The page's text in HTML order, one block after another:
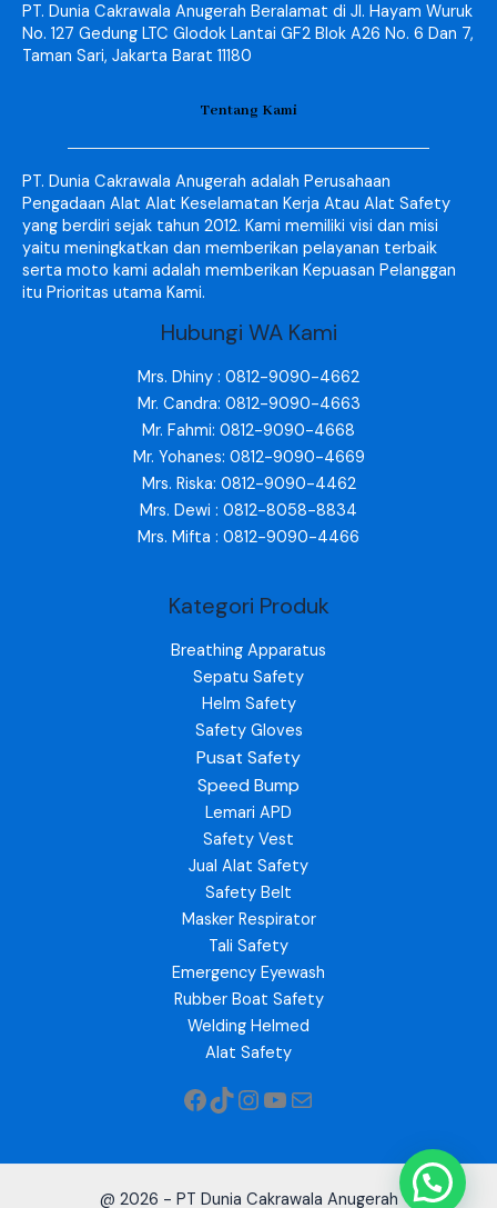
PT. Dunia Cakrawala Anugerah Beralamat di Jl. Hayam Wuruk
No. 127 Gedung LTC Glodok Lantai GF2 Blok A26 No. 6 Dan 7,
Taman Sari, Jakarta Barat 11180
Tentang Kami
PT. Dunia Cakrawala Anugerah adalah Perusahaan
Pengadaan Alat Alat Keselamatan Kerja Atau Alat Safety
yang berdiri sejak tahun 2012. Kami memiliki visi dan misi
yaitu meningkatkan dan memberikan pelayanan terbaik
serta moto kami adalah memberikan Kepuasan Pelanggan
itu Prioritas utama Kami.
Hubungi WA Kami
Mrs. Dhiny : 0812-9090-4662
Mr. Candra: 0812-9090-4663
Mr. Fahmi: 0812-9090-4668
Mr. Yohanes: 0812-9090-4669
Mrs. Riska: 0812-9090-4462
Mrs. Dewi : 0812-8058-8834
Mrs. Mifta : 0812-9090-4466
Kategori Produk
Breathing Apparatus
Sepatu Safety
Helm Safety
Safety Gloves
Pusat Safety
Speed Bump
Lemari APD
Safety Vest
Jual Alat Safety
Safety Belt
Masker Respirator
Tali Safety
Emergency Eyewash
Rubber Boat Safety
Welding Helmed
Alat Safety
@ 2026 - PT Dunia Cakrawala Anugerah